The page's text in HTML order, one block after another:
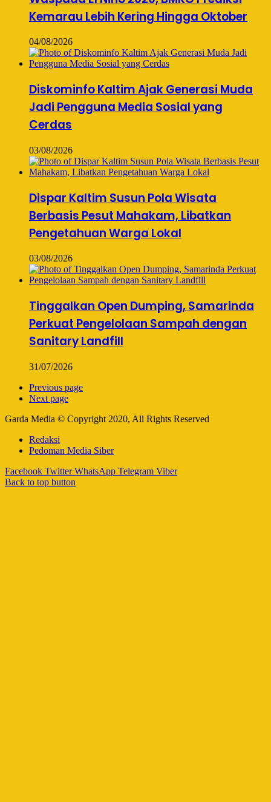
Kemarau Lebih Kering Hingga Oktober
04/08/2026
Diskominfo Kaltim Ajak Generasi Muda
Jadi Pengguna Media Sosial yang
Cerdas
03/08/2026
Dispar Kaltim Susun Pola Wisata
Berbasis Pesut Mahakam, Libatkan
Pengetahuan Warga Lokal
03/08/2026
Tinggalkan Open Dumping, Samarinda
Perkuat Pengelolaan Sampah dengan
Sanitary Landfill
31/07/2026
Previous page
Next page
Garda Media © Copyright 2020, All Rights Reserved
Redaksi
Pedoman Media Siber
Facebook Twitter WhatsApp Telegram Viber
Back to top button